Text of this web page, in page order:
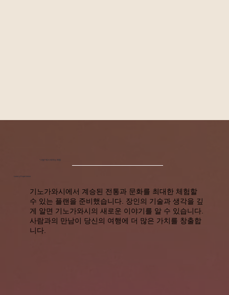
"사람"에서 배우는 체험
Luxury Experience
기노가와시에서 계승된 전통과 문화를 최대한 체험할
수 있는 플랜을 준비했습니다. 장인의 기술과 생각을 깊
게 알면 기노가와시의 새로운 이야기를 알 수 있습니다.
사람과의 만남이 당신의 여행에 더 많은 가치를 창출합
니다.